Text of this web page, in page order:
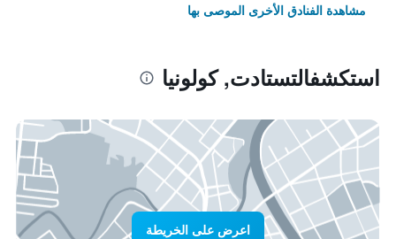
مشاهدة الفنادق الأخرى الموصى بها
استكشفالتستادت, كولونيا
اعرض على الخريطة